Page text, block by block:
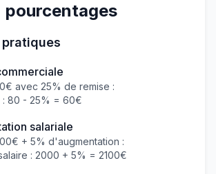
pourcentages
pratiques
avec 25% de remise :
: 80 - 25% = 60€
salariale
+ 5% d'augmentation :
: 2000 + 5% = 2100€